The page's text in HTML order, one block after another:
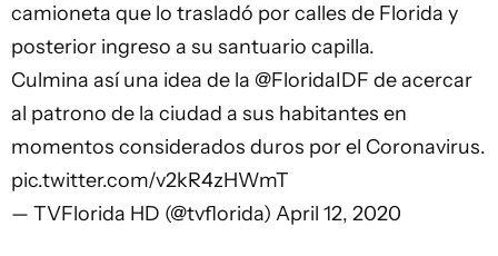
camioneta que lo trasladó por calles de Florida y
posterior ingreso a su santuario capilla.
Culmina así una idea de la @FloridaIDF de acercar
al patrono de la ciudad a sus habitantes en
momentos considerados duros por el Coronavirus.
pic.twitter.com/v2kR4zHWmT
— TVFlorida HD (@tvflorida) April 12, 2020